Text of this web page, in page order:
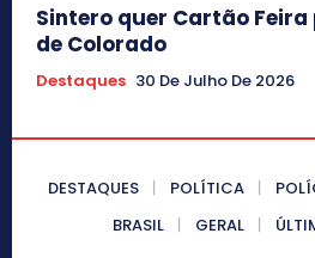
Sintero quer Cartão
de Colorado
Destaques 30 De Julho De 2026
DESTAQUES POLÍTICA
BRASIL
GERAL